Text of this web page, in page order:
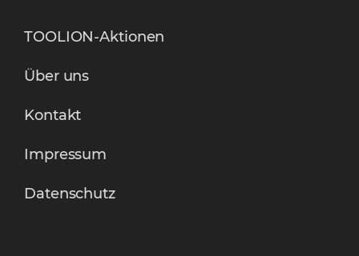
TOOLION-Aktionen
Über uns
Kontakt
Impressum
Datenschutz